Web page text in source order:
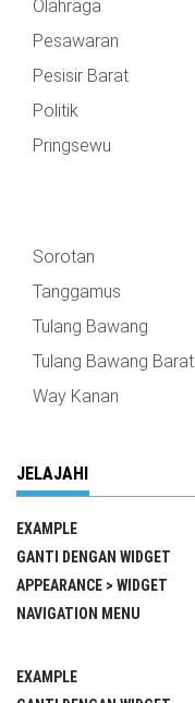
Olahraga
Pesawaran
Pesisir Barat
Politik
Pringsewu
Sorotan
Tanggamus
Tulang Bawang
Tulang Bawang Barat
Way Kanan
JELAJAHI
EXAMPLE
GANTI DENGAN WIDGET
APPEARANCE > WIDGET
NAVIGATION MENU
EXAMPLE